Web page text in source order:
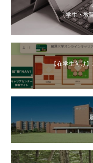
（学生・教
【在学生向け